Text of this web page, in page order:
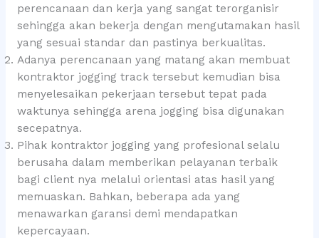
perencanaan dan kerja yang sangat terorganisir
sehingga akan bekerja dengan mengutamakan hasil
yang sesuai standar dan pastinya berkualitas.
Adanya perencanaan yang matang akan membuat
kontraktor jogging track tersebut kemudian bisa
menyelesaikan pekerjaan tersebut tepat pada
waktunya sehingga arena jogging bisa digunakan
secepatnya.
Pihak kontraktor jogging yang profesional selalu
berusaha dalam memberikan pelayanan terbaik
bagi client nya melalui orientasi atas hasil yang
memuaskan. Bahkan, beberapa ada yang
menawarkan garansi demi mendapatkan
kepercayaan.